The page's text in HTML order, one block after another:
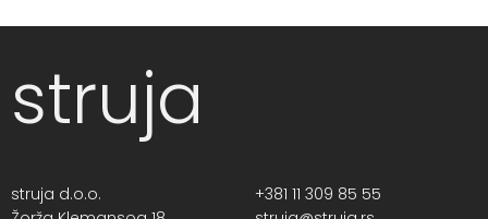
struja
struja d.o.o.
+381 11 309 85 55